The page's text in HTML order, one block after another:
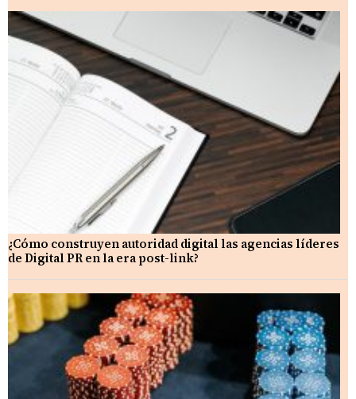
¿Cómo construyen autoridad digital las agencias líderes
de Digital PR en la era post-link?